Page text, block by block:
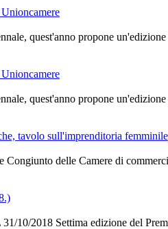
quest'anno propone
quest'anno propone
tavolo sull'imprenditoria femminile
Congiunto delle Camere di
2018 Settima edizione del